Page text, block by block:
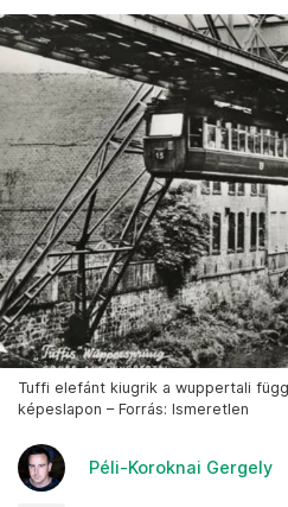
Tuffi elefánt kiugrik a wuppertali
képeslapon – Forrás: Ismeretlen
Péli-Koroknai Gergely